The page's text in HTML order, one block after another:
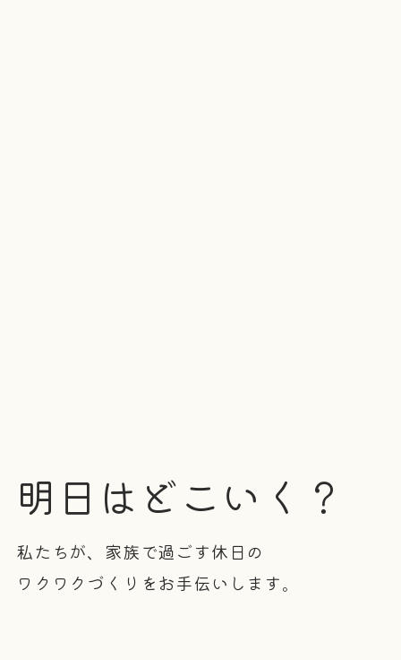
明日はどこいく？
私たちが、家族で過ごす休日の
ワクワクづくりをお手伝いします。